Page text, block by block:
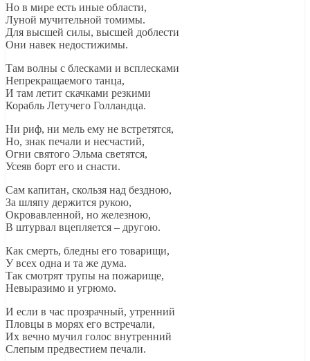
Но в мире есть иные области,
Луной мучительной томимы.
Для высшей силы, высшей доблести
Они навек недостижимы.
Там волны с блесками и всплесками
Непрекращаемого танца,
И там летит скачками резкими
Корабль Летучего Голландца.
Ни риф, ни мель ему не встретятся,
Но, знак печали и несчастий,
Огни святого Эльма светятся,
Усеяв борт его и снасти.
Сам капитан, скользя над бездною,
За шляпу держится рукою,
Окровавленной, но железною,
В штурвал вцепляется – другою.
Как смерть, бледны его товарищи,
У всех одна и та же дума.
Так смотрят трупы на пожарище,
Невыразимо и угрюмо.
И если в час прозрачный, утренний
Пловцы в морях его встречали,
Их вечно мучил голос внутренний
Слепым предвестием печали.